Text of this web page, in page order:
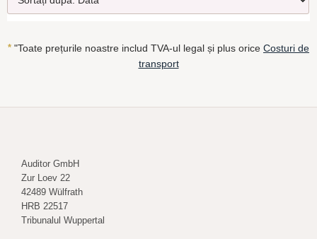
* "Toate prețurile noastre includ TVA-ul legal și plus orice Costuri de
transport
Auditor GmbH
Zur Loev 22
42489 Wülfrath
HRB 22517
Tribunalul Wuppertal